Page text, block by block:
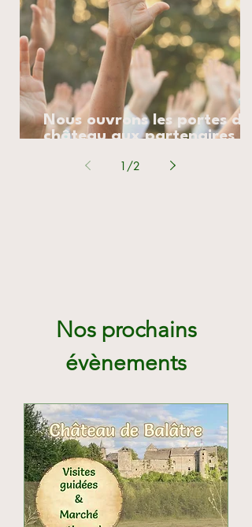
Nous ouvrons les portes du
château aux partenaires et
1 /2
Nos prochains
évènements